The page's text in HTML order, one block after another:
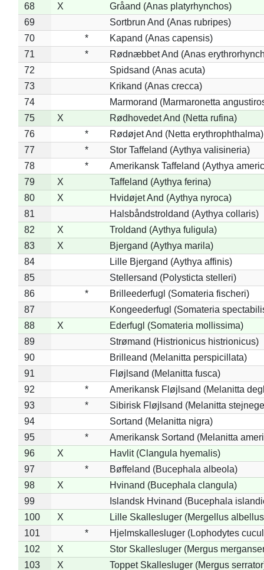
68
X
Gråand (Anas platyrhynchos)
69
Sortbrun And (Anas rubripes)
70
*
Kapand (Anas capensis)
71
*
Rødnæbbet And (Anas
72
Spidsand (Anas acuta)
73
Krikand (Anas crecca)
74
Marmorand (Marmaronetta
75
X
Rødhovedet And (Netta rufina)
76
*
Rødøjet And (Netta erythrophthalma)
77
*
Stor Taffeland (Aythya valisineria)
78
*
Amerikansk Taffeland (Aythya
79
X
Taffeland (Aythya ferina)
80
X
Hvidøjet And (Aythya nyroca)
81
Halsbåndstroldand (Aythya collaris)
82
X
Troldand (Aythya fuligula)
83
X
Bjergand (Aythya marila)
84
Lille Bjergand (Aythya affinis)
85
Stellersand (Polysticta stelleri)
86
*
Brilleederfugl (Somateria fischeri)
87
Kongeederfugl (Somateria
88
X
Ederfugl (Somateria mollissima)
89
Strømand (Histrionicus histrionicus)
90
Brilleand (Melanitta perspicillata)
91
Fløjlsand (Melanitta fusca)
92
*
Amerikansk Fløjlsand (Melanitta
93
*
Sibirisk Fløjlsand (Melanitta
94
Sortand (Melanitta nigra)
95
*
Amerikansk Sortand (Melanitta
96
X
Havlit (Clangula hyemalis)
97
*
Bøffeland (Bucephala albeola)
98
X
Hvinand (Bucephala clangula)
99
Islandsk Hvinand (Bucephala
100
X
Lille Skallesluger (Mergellus
101
*
Hjelmskallesluger (Lophodytes
102
X
Stor Skallesluger (Mergus
103
X Toppet Skallesluger (Mergus